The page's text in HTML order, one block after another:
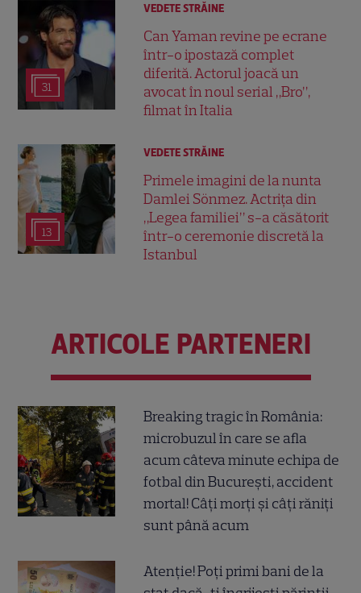
31
VEDETE STRĂINE
Can Yaman revine pe ecrane
într-o ipostază complet
diferită. Actorul joacă un
avocat în noul serial „Bro”,
filmat în Italia
13
VEDETE STRĂINE
Primele imagini de la nunta
Damlei Sönmez. Actrița din
„Legea familiei” s-a căsătorit
într-o ceremonie discretă la
Istanbul
ARTICOLE PARTENERI
Breaking tragic în România:
microbuzul în care se afla
acum câteva minute echipa de
fotbal din București, accident
mortal! Câți morți și câți răniți
sunt până acum
Atenție! Poți primi bani de la